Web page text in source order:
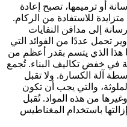
أو ترميمها، تصبح إعادة
للاستفادة من الركام.
إلى مدافن النفايات
تحمل عددًا من الفوائد التي
هذا الذي يتسم بقدر أعظم من
في خفض تكاليف البناء. تُجمع
آلة الكسارة. ولا تقبل
والتي يجب أن تكون
من هذه المواد. تُقبل
باستخدام المغناطيس